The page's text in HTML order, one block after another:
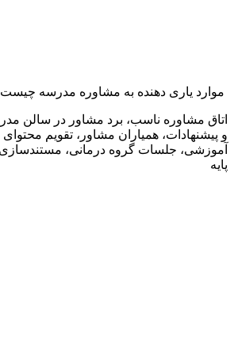
یاری دهنده به مشاوره مدرسه چیست؟
مشاوره ناسب، برد مشاور در سالن
پیشنهادات، همیاران مشاور، تقویم محتوای
جلسات گروه درمانی، مستندسازی